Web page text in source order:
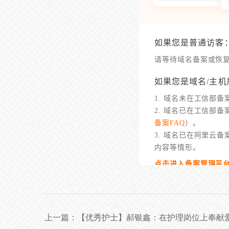
上一篇： 【优秀护士】郝银鑫：在护理岗位上奉